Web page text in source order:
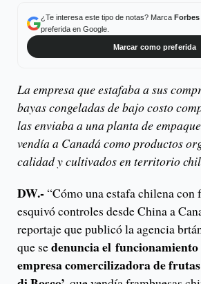
¿Te interesa este tipo de notas? Marca
preferida en Google.
Marcar como preferida
La empresa que estafaba a sus
bayas congeladas de bajo costo
las enviaba a una planta de
vendía a Canadá como productos
calidad y cultivados en territorio
DW.- “Cómo una estafa chilena con
esquivó controles desde China a
reportaje que publicó la agencia
que sedenuncia el
empresa comercilizadora de